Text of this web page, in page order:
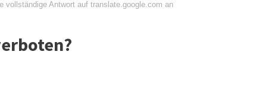
vollständige Antwort auf translate.google.com an